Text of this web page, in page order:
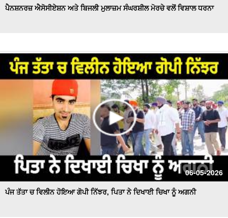
ਪੈਨਸ਼ਨਰਜ਼ ਐਸੋਸੀਏਸ਼ਨ ਅਤੇ ਬਿਜਲੀ ਮੁਲਾਜ਼ਮ ਸੰਘਰਸ਼ੀਲ ਮੋਰਚੇ ਵਲੋਂ ਵਿਸ਼ਾਲ ਧਰਨਾ
06-05-2026
ਪੰਜ ਤੱਤਾ ਚ ਵਿਲੀਨ ਹੋਇਆ ਗੋਪੀ ਨਿੱਝਰ, ਪਿਤਾ ਨੇ ਦਿਖਾਈ ਚਿਖਾ ਨੂੰ ਅਗਨੀ